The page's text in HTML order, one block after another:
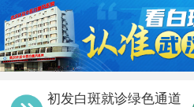
初发白斑就诊绿色通道